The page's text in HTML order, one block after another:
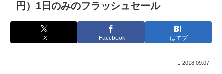
円）1日のみのフラッシュセール
X Facebook はてブ
2018.09.07